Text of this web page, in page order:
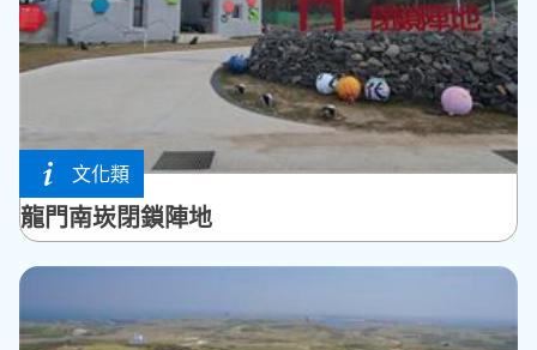
文化類
湖西鄉
龍門南崁閉鎖陣地